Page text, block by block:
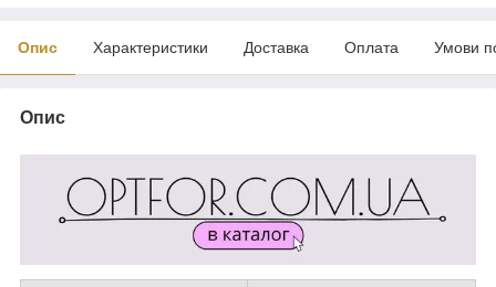
Опис Характеристики Доставка Оплата Умови
Опис